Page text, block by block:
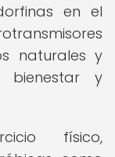
en el
naturales y
bienestar y
físico,